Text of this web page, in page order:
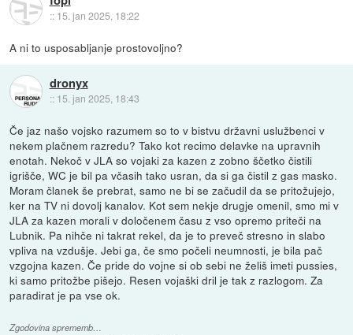
:: 15. jan 2025, 18:22
A ni to usposabljanje prostovoljno?
dronyx
:: 15. jan 2025, 18:43
Če jaz našo vojsko razumem so to v bistvu državni uslužbenci v
nekem plačnem razredu? Tako kot recimo delavke na upravnih
enotah. Nekoč v JLA so vojaki za kazen z zobno ščetko čistili
igrišče, WC je bil pa včasih tako usran, da si ga čistil z gas masko.
Moram članek še prebrat, samo ne bi se začudil da se pritožujejo,
ker na TV ni dovolj kanalov. Kot sem nekje drugje omenil, smo mi v
JLA za kazen morali v določenem času z vso opremo priteči na
Lubnik. Pa nihče ni takrat rekel, da je to preveč stresno in slabo
vpliva na vzdušje. Jebi ga, če smo počeli neumnosti, je bila pač
vzgojna kazen. Če pride do vojne si ob sebi ne želiš imeti pussies,
ki samo pritožbe pišejo. Resen vojaški dril je tak z razlogom. Za
paradirat je pa vse ok.
Zgodovina sprememb…